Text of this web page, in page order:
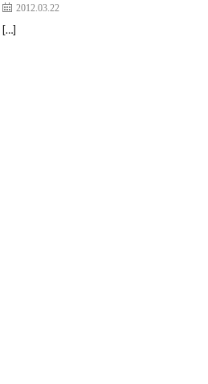
2012.03.22
[…]